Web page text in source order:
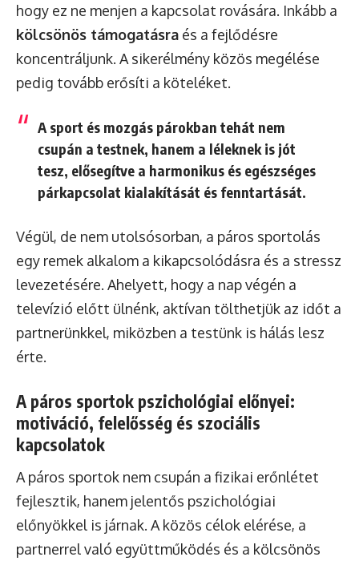
hogy ez ne menjen a kapcsolat rovására. Inkább a
kölcsönös támogatásra és a fejlődésre
koncentráljunk. A sikerélmény közös megélése
pedig tovább erősíti a köteléket.
A sport és mozgás párokban tehát nem
csupán a testnek, hanem a léleknek is jót
tesz, elősegítve a harmonikus és egészséges
párkapcsolat kialakítását és fenntartását.
Végül, de nem utolsósorban, a páros sportolás
egy remek alkalom a kikapcsolódásra és a stressz
levezetésére. Ahelyett, hogy a nap végén a
televízió előtt ülnénk, aktívan tölthetjük az időt a
partnerünkkel, miközben a testünk is hálás lesz
érte.
A páros sportok pszichológiai előnyei:
motiváció, felelősség és szociális
kapcsolatok
A páros sportok nem csupán a fizikai erőnlétet
fejlesztik, hanem jelentős pszichológiai
előnyökkel is járnak. A közös célok elérése, a
partnerrel való együttműködés és a kölcsönös